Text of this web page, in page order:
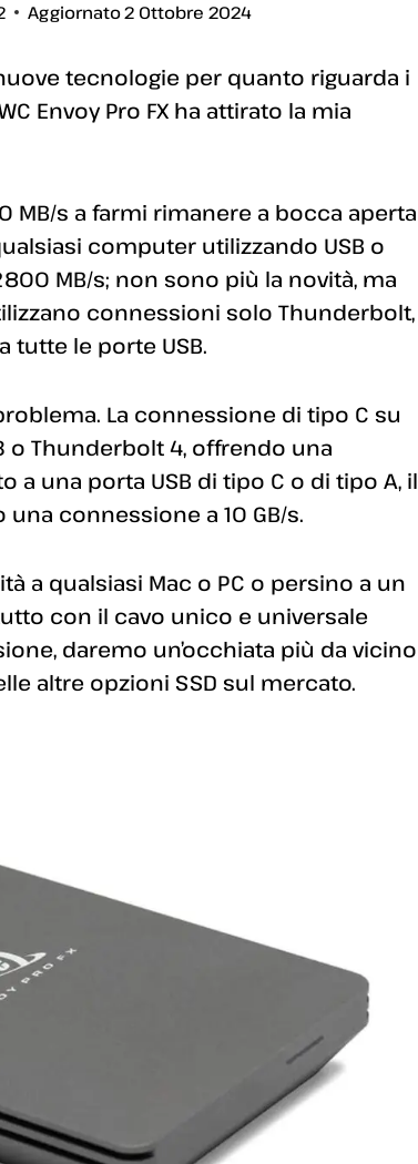
Aggiornato2 Ottobre 2024
tecnologie per quanto riguarda i
Envoy Pro FX ha attirato la mia
MB/s a farmi rimanere a bocca aperta
computer utilizzando USB o
MB/s; non sono più la novità, ma
connessioni solo Thunderbolt,
tutte le porte USB.
La connessione di tipo C su
Thunderbolt 4, offrendo una
a una porta USB di tipo C o di tipo A, il
connessione a 10 GB/s.
a qualsiasi Mac o PC o persino a un
con il cavo unico e universale
daremo un’occhiata più da vicino
altre opzioni SSD sul mercato.